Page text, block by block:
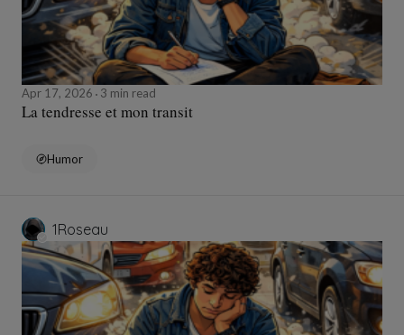
Apr 17, 2026 3 min read
La tendresse et mon transit
Humor
1Roseau